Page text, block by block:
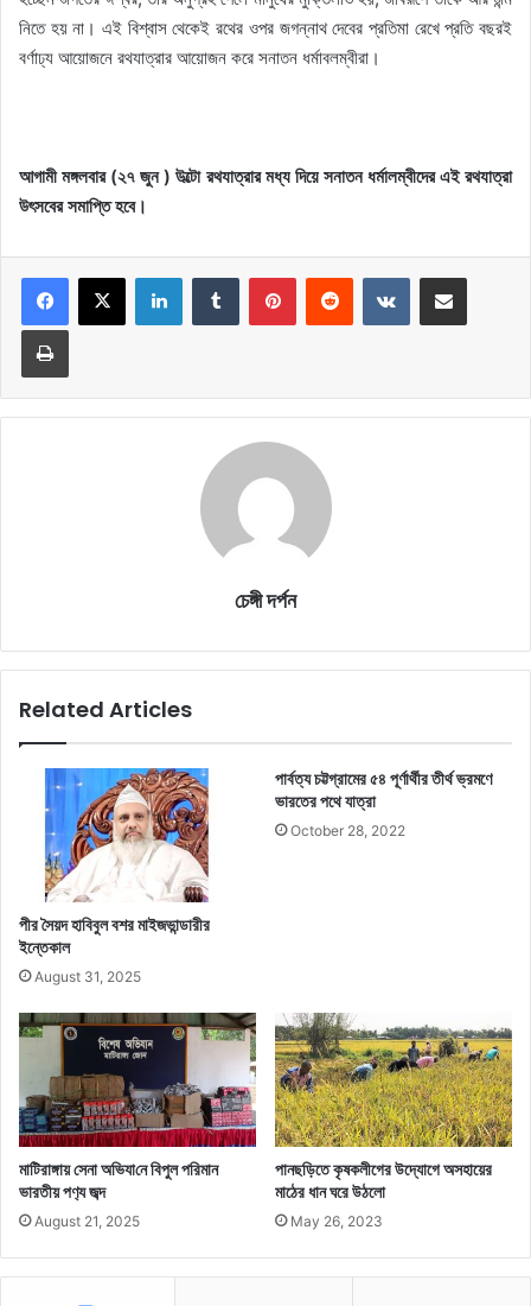
নিতে হয় না। এই বিশ্বাস থেকেই রথের ওপর জগন্নাথ দেবের প্রতিমা রেখে প্রতি বছরই
বর্ণাঢ্য আয়োজনে রথযাত্রার আয়োজন করে সনাতন ধর্মাবলম্বীরা।
আগামী মঙ্গলবার (২৭ জুন ) উল্টো রথযাত্রার মধ্য দিয়ে সনাতন ধর্মালম্বীদের এই রথযাত্রা
উৎসবের সমাপ্তি হবে।
LinkedInTumblr PinterestReddit VKontakteShare via Email
Print
চেঙ্গী দর্পন
Related Articles
পীর সৈয়দ হাবিবুল বশর মাইজভান্ডারীর
ইন্তেকাল
August 31, 2025
পার্বত্য চট্টগ্রামের ৫৪ পূর্ণার্থীর তীর্থ ভ্রমণে
ভারতের পথে যাত্রা
October 28, 2022
মা‌টিরাঙ্গায় ‌সেনা অ‌ভিযা‌নে বিপুল প‌রিমান
ভারতীয় পণ‌্য জব্দ
August 21, 2025
পানছড়িতে কৃষকলীগের উদ্যোগে অসহায়ের
মাঠের ধান ঘরে উঠলো
May 26, 2023